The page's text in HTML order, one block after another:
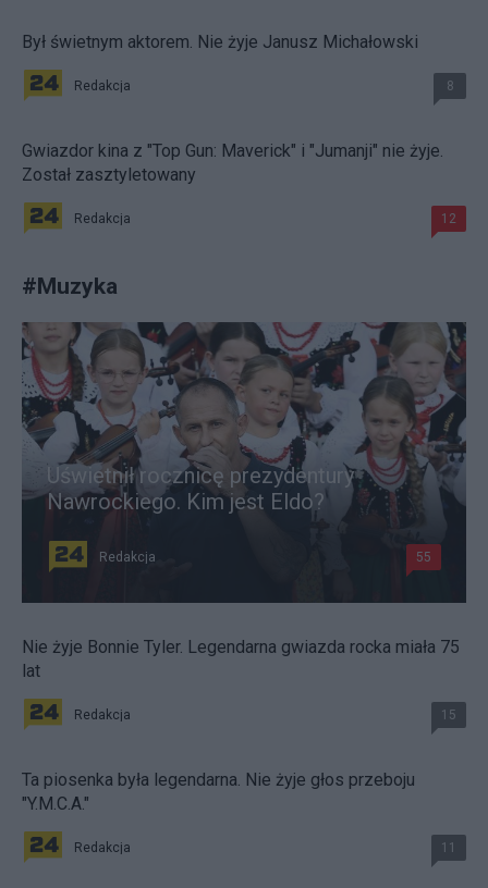
Był świetnym aktorem. Nie żyje Janusz Michałowski
Redakcja 8
Gwiazdor kina z "Top Gun: Maverick" i "Jumanji" nie żyje.
Został zasztyletowany
Redakcja 12
#Muzyka
Uświetnił rocznicę prezydentury
Nawrockiego. Kim jest Eldo?
Redakcja 55
Nie żyje Bonnie Tyler. Legendarna gwiazda rocka miała 75
lat
Redakcja 15
Ta piosenka była legendarna. Nie żyje głos przeboju
"Y.M.C.A."
Redakcja 11